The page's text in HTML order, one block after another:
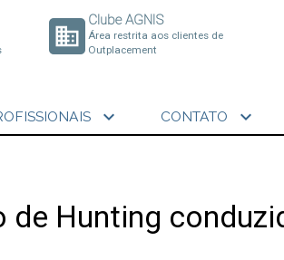
business
Clube AGNIS
Área restrita aos clientes de
Outplacement
expand_more CONTATO expand_more
Hunting